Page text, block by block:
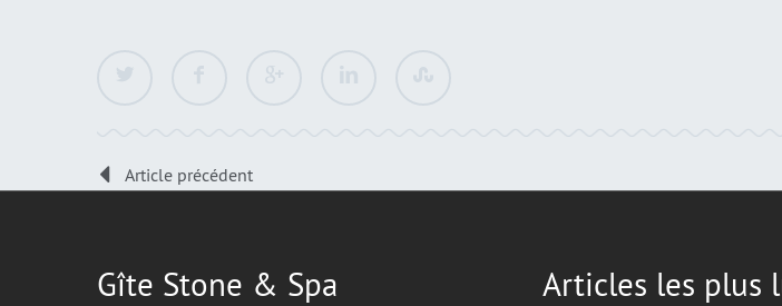
Article précédent
Gîte Stone & Spa Articles les plus